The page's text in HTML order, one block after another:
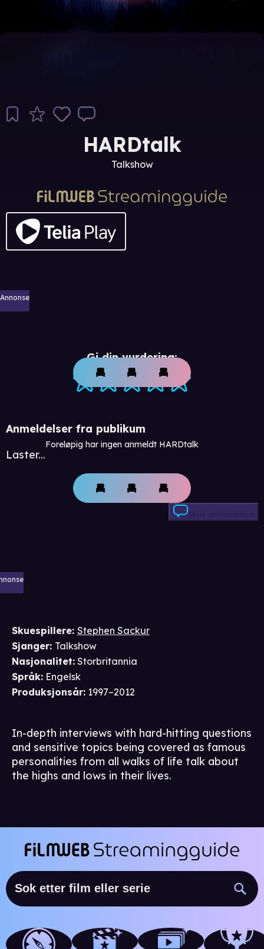
HARDtalk
Talkshow
Annonse
Gi din vurdering:
Anmeldelser fra publikum
Laster...
Foreløpig har ingen anmeldt HARDtalk
Skriv anmeldelse
Skuespillere: Stephen Sackur
Sjanger: Talkshow
Nasjonalitet: Storbritannia
Språk: Engelsk
Produksjonsår: 1997–2012
In-depth interviews with hard-hitting questions
and sensitive topics being covered as famous
personalities from all walks of life talk about
the highs and lows in their lives.